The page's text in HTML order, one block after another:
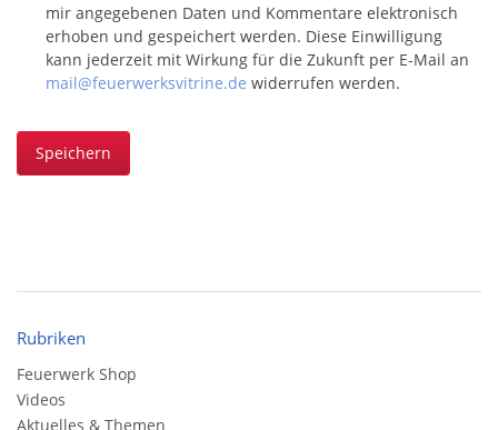
mir angegebenen Daten und Kommentare elektronisch
erhoben und gespeichert werden. Diese Einwilligung
kann jederzeit mit Wirkung für die Zukunft per E-Mail an
mail@feuerwerksvitrine.de widerrufen werden.
Speichern
Rubriken
Feuerwerk Shop
Videos
Aktuelles & Themen